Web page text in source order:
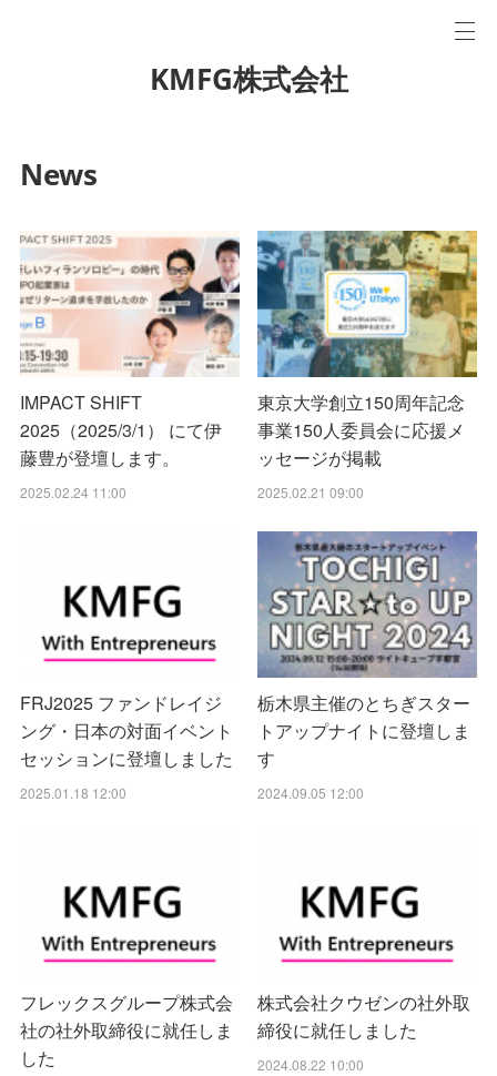
KMFG株式会社
News
IMPACT SHIFT
2025（2025/3/1） にて伊
藤豊が登壇します。
2025.02.24 11:00
東京大学創立150周年記念
事業150人委員会に応援メ
ッセージが掲載
2025.02.21 09:00
FRJ2025 ファンドレイジ
ング・日本の対面イベント
セッションに登壇しました
2025.01.18 12:00
栃木県主催のとちぎスター
トアップナイトに登壇しま
す
2024.09.05 12:00
フレックスグループ株式会
社の社外取締役に就任しま
した
株式会社クウゼンの社外取
締役に就任しました
2024.08.22 10:00